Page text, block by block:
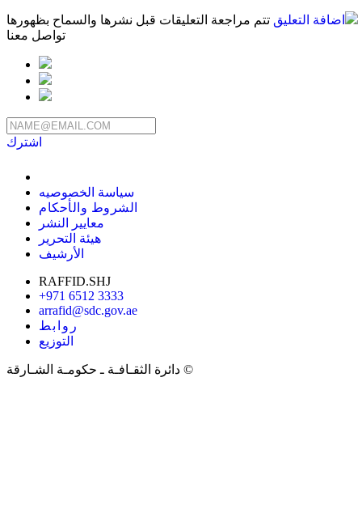
اضافة التعليق تتم مراجعة التعليقات قبل نشرها والسماح بظهورها
تواصل معنا
اشترك
سياسة الخصوصيه
الشروط والأحكام
معايير النشر
هيئة التحرير
الأرشيف
RAFFID.SHJ
+971 6512 3333
arrafid@sdc.gov.ae
روابط
التوزيع
دائرة الثقـافـة ـ حكومـة الشـارقة ©